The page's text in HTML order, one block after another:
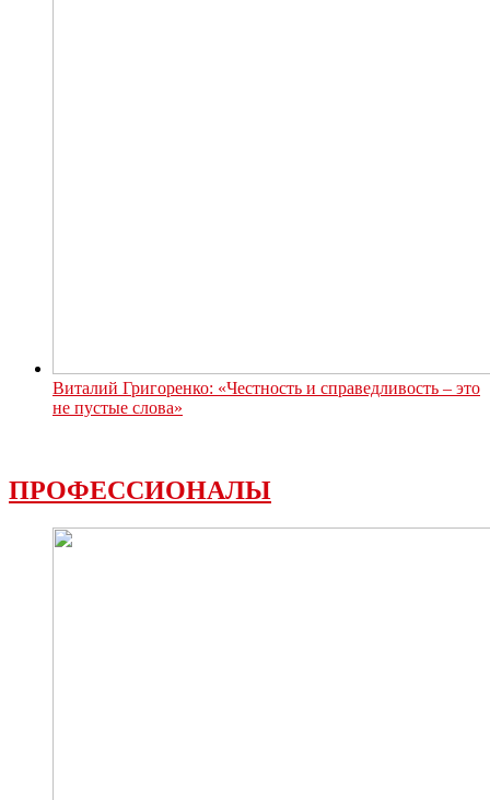
Виталий Григоренко: «Честность и справедливость – это
не пустые слова»
ПРОФЕССИОНАЛЫ